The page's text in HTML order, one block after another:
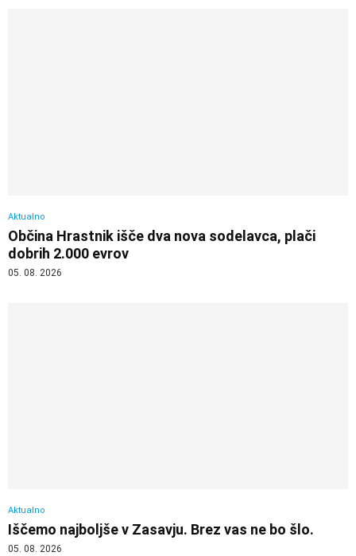
Aktualno
Občina Hrastnik išče dva nova sodelavca, plači
dobrih 2.000 evrov
05. 08. 2026
Aktualno
Iščemo najboljše v Zasavju. Brez vas ne bo šlo.
05. 08. 2026